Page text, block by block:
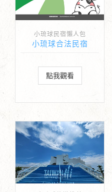
小琉球民宿懶人包
小琉球合法民宿
點我觀看